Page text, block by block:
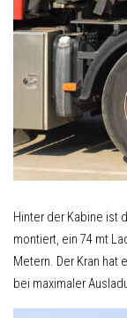
Hinter der Kabine ist
montiert, ein 74 mt
Metern. Der Kran hat
bei maximaler